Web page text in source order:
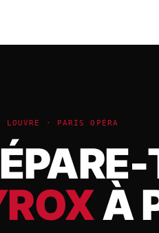
LOUVRE · PARIS OPÉRA
À